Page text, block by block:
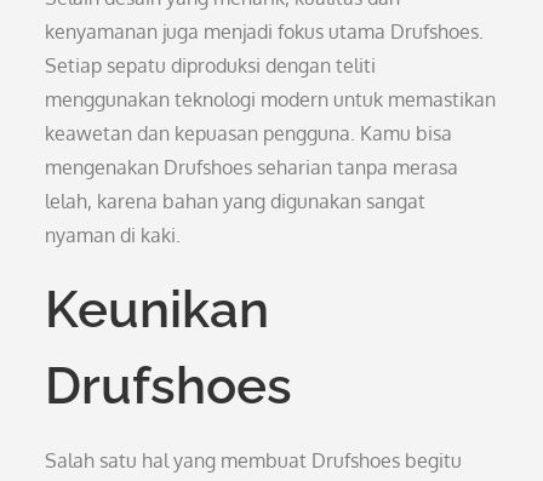
kenyamanan juga menjadi fokus utama Drufshoes.
Setiap sepatu diproduksi dengan teliti
menggunakan teknologi modern untuk memastikan
keawetan dan kepuasan pengguna. Kamu bisa
mengenakan Drufshoes seharian tanpa merasa
lelah, karena bahan yang digunakan sangat
nyaman di kaki.
Keunikan
Drufshoes
Salah satu hal yang membuat Drufshoes begitu